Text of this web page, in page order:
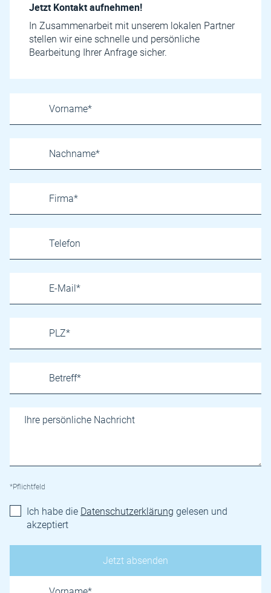
Jetzt Kontakt aufnehmen!
In Zusammenarbeit mit unserem lokalen Partner
stellen wir eine schnelle und persönliche
Bearbeitung Ihrer Anfrage sicher.
*Pflichtfeld
Ich habe die Datenschutzerklärung gelesen und
akzeptiert